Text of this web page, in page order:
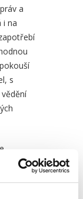
a
i na
s
vědění